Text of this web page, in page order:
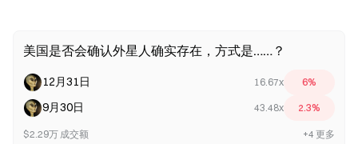
美国是否会确认外星人确实存在，方式是……？
12月31日 16.67x 6%
9月30日 43.48x 2.3%
$2.29万 成交额 +4 更多